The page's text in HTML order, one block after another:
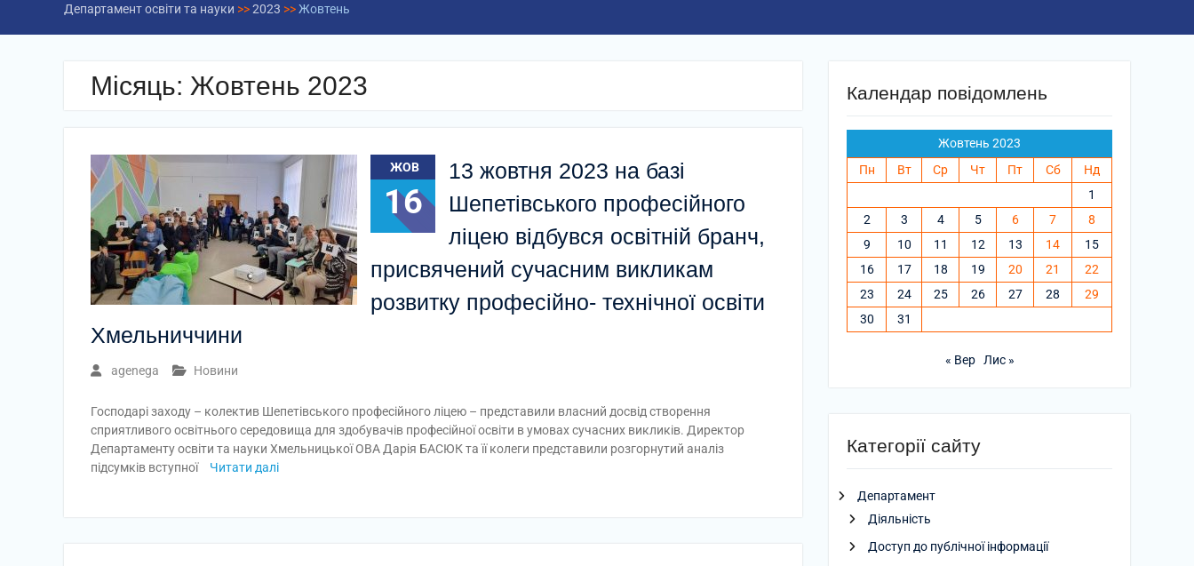
Департамент освіти та науки >>2023 >>Жовтень
Місяць: Жовтень 2023
ЖОВ
16
13 жовтня 2023 на базі
Шепетівського професійного
ліцею відбувся освітній бранч,
присвячений сучасним викликам
розвитку професійно- технічної освіти
Хмельниччини
agenega Новини
Господарі заходу – колектив Шепетівського професійного ліцею – представили власний досвід створення
сприятливого освітнього середовища для здобувачів професійної освіти в умовах сучасних викликів. Директор
Департаменту освіти та науки Хмельницької ОВА Дарія БАСЮК та її колеги представили розгорнутий аналіз
підсумків вступної
Читати далі
Календар повідомлень
Жовтень 2023
Пн
Вт Ср Чт Пт Сб
Нд
1
2
3 4 5 6 7
8
9
10 11 12 13 14
15
16
17 18 19 20 21
22
23
24 25 26 27 28
29
30
31
« Вер Лис »
Категорії сайту
Департамент
Діяльність
Доступ до публічної інформації